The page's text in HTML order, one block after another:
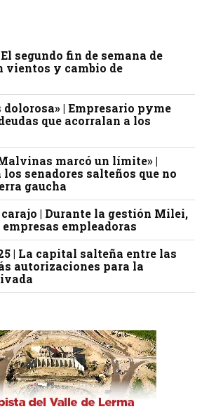
segundo fin de semana de
vientos y cambio de
| Empresario pyme
que acorralan a los
marcó un límite» |
senadores salteños que no
gaucha
| Durante la gestión Milei,
empresas empleadoras
| La capital salteña entre las
autorizaciones para la